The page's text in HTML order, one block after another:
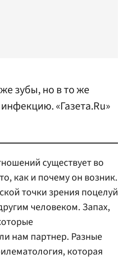
зубы, но в то же
«Газета.Ru»
существует во
как и почему он возник.
точки зрения поцелуй
человеком. Запах,
нам партнер. Разные
которая